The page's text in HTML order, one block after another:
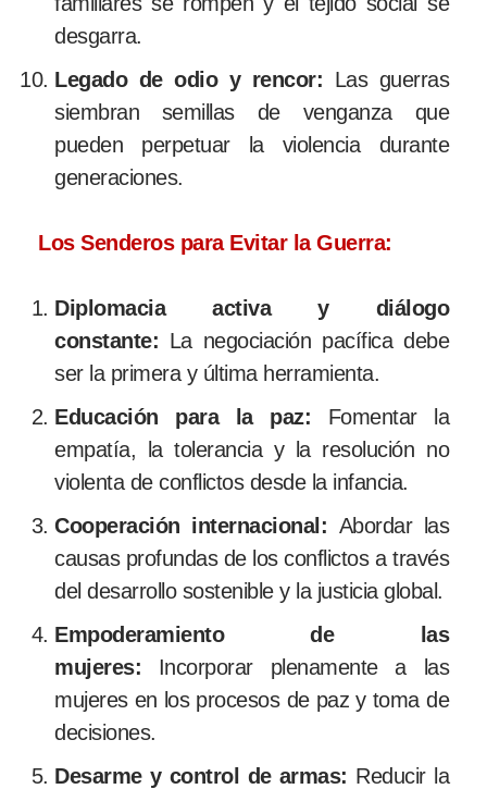
desgarra.
Legado de odio y rencor: Las guerras
siembran semillas de venganza que
pueden perpetuar la violencia durante
generaciones.
Los Senderos para Evitar la Guerra:
Diplomacia activa y diálogo
constante: La negociación pacífica debe
ser la primera y última herramienta.
Educación para la paz: Fomentar la
empatía, la tolerancia y la resolución no
violenta de conflictos desde la infancia.
Cooperación internacional: Abordar las
causas profundas de los conflictos a través
del desarrollo sostenible y la justicia global.
Empoderamiento de las
mujeres: Incorporar plenamente a las
mujeres en los procesos de paz y toma de
decisiones.
Desarme y control de armas: Reducir la